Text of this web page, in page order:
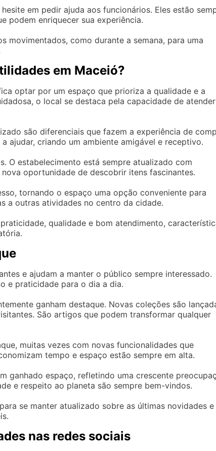
em pedir ajuda aos funcionários. Eles estão
podem enriquecer sua experiência.
movimentados, como durante a semana, para uma
em Maceió?
optar por um espaço que prioriza a qualidade e a
o local se destaca pela capacidade de
são diferenciais que fazem a experiência de
ajudar, criando um ambiente amigável e receptivo.
O estabelecimento está sempre atualizado com
oportunidade de descobrir itens fascinantes.
tornando o espaço uma opção conveniente para
a outras atividades no centro da cidade.
qualidade e bom atendimento,
e ajudam a manter o público sempre interessado.
e praticidade para o dia a dia.
ganham destaque. Novas coleções são
São artigos que podem transformar qualquer
muitas vezes com novas funcionalidades que
tempo e espaço estão sempre em alta.
ganhado espaço, refletindo uma crescente
e respeito ao planeta são sempre bem-vindos.
se manter atualizado sobre as últimas novidades e
nas redes sociais